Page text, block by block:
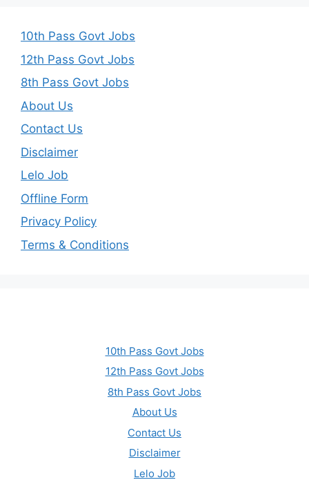
10th Pass Govt Jobs
12th Pass Govt Jobs
8th Pass Govt Jobs
About Us
Contact Us
Disclaimer
Lelo Job
Offline Form
Privacy Policy
Terms & Conditions
10th Pass Govt Jobs
12th Pass Govt Jobs
8th Pass Govt Jobs
About Us
Contact Us
Disclaimer
Lelo Job